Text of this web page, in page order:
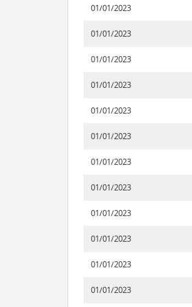
01/01/2023
01/01/2023
01/01/2023
01/01/2023
01/01/2023
01/01/2023
01/01/2023
01/01/2023
01/01/2023
01/01/2023
01/01/2023
01/01/2023